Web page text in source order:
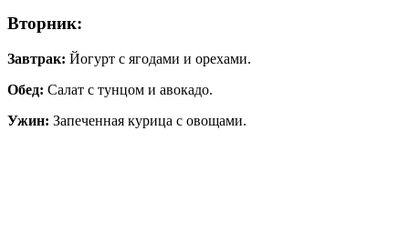
Вторник:
Завтрак: Йогурт с ягодами и орехами.
Обед: Салат с тунцом и авокадо.
Ужин: Запеченная курица с овощами.